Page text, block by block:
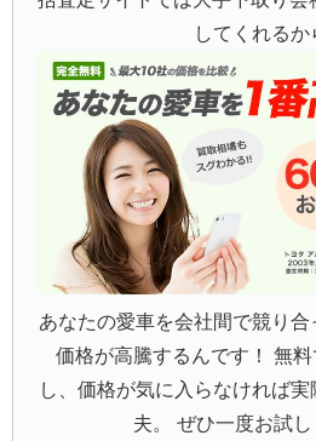
してくれるか
あなたの愛車を会社間で競り
価格が高騰するんです！ 無
し、価格が気に入らなければ
夫。 ぜひ一度お試し